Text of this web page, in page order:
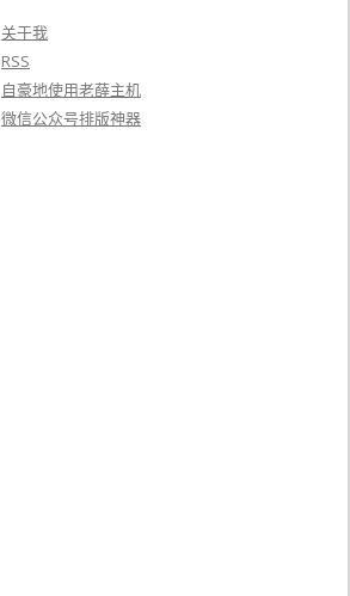
关于我
RSS
自豪地使用老薛主机
微信公众号排版神器